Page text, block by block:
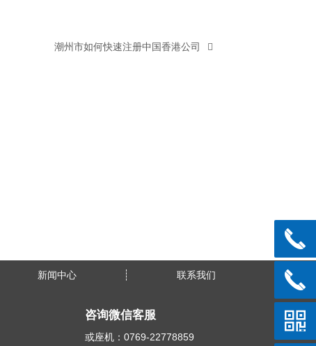
潮州市如何快速注册中国香港公司
新闻中心 联系我们
咨询微信客服
或座机：0769-22778859